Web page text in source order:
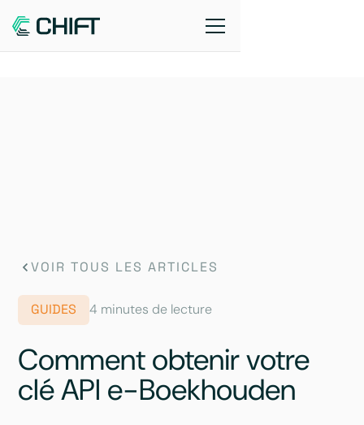
VOIR TOUS LES ARTICLES
GUIDES 4 minutes de lecture
Comment obtenir votre
clé API e-Boekhouden